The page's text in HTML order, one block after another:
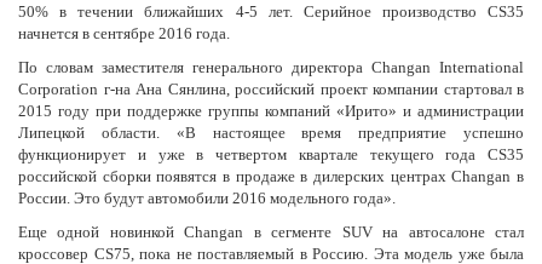
50% в течении ближайших 4-5 лет. Серийное производство CS35
начнется в сентябре 2016 года.
По словам заместителя генерального директора Changan International
Corporation г-на Ана Сянлина, российский проект компании стартовал в
2015 году при поддержке группы компаний «Ирито» и администрации
Липецкой области. «В настоящее время предприятие успешно
функционирует и уже в четвертом квартале текущего года CS35
российской сборки появятся в продаже в дилерских центрах Changan в
России. Это будут автомобили 2016 модельного года».
Еще одной новинкой Changan в сегменте SUV на автосалоне стал
кроссовер CS75, пока не поставляемый в Россию. Эта модель уже была